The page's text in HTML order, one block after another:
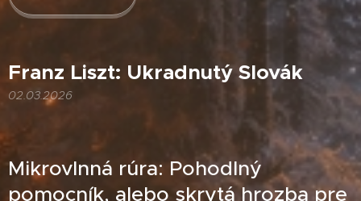
Franz Liszt: Ukradnutý Slovák
02.03.2026
Mikrovlnná rúra: Pohodlný
pomocník, alebo skrytá hrozba pre